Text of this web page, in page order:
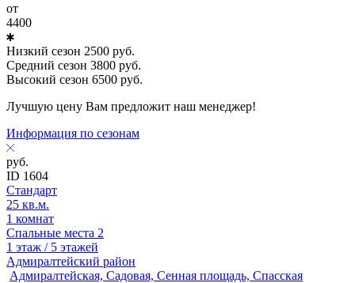
от
4400
Низкий сезон 2500 руб.
Средний сезон 3800 руб.
Высокий сезон 6500 руб.
Лучшую цену Вам предложит наш менеджер!
Информация по сезонам
руб.
ID 1604
Стандарт
25 кв.м.
1 комнат
Спальные места 2
1 этаж / 5 этажей
Адмиралтейский район
Адмиралтейская, Садовая, Сенная площадь, Спасская